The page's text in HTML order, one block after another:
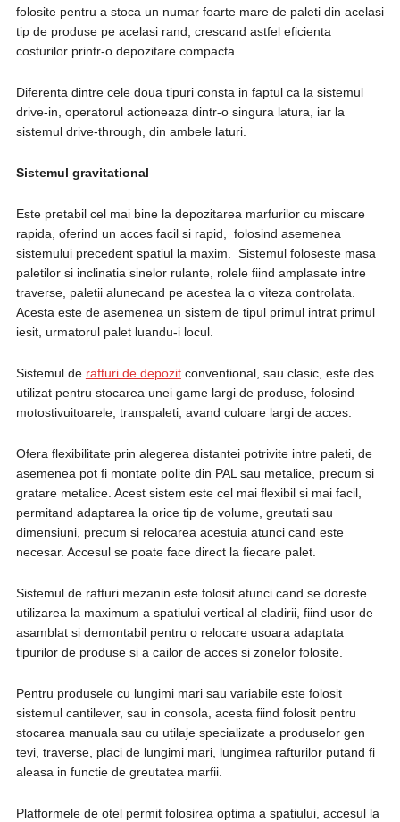
folosite pentru a stoca un numar foarte mare de paleti din acelasi
tip de produse pe acelasi rand, crescand astfel eficienta
costurilor printr-o depozitare compacta.
Diferenta dintre cele doua tipuri consta in faptul ca la sistemul
drive-in, operatorul actioneaza dintr-o singura latura, iar la
sistemul drive-through, din ambele laturi.
Sistemul gravitational
Este pretabil cel mai bine la depozitarea marfurilor cu miscare
rapida, oferind un acces facil si rapid, folosind asemenea
sistemului precedent spatiul la maxim. Sistemul foloseste masa
paletilor si inclinatia sinelor rulante, rolele fiind amplasate intre
traverse, paletii alunecand pe acestea la o viteza controlata.
Acesta este de asemenea un sistem de tipul primul intrat primul
iesit, urmatorul palet luandu-i locul.
Sistemul de rafturi de depozitconventional, sau clasic, este des
utilizat pentru stocarea unei game largi de produse, folosind
motostivuitoarele, transpaleti, avand culoare largi de acces.
Ofera flexibilitate prin alegerea distantei potrivite intre paleti, de
asemenea pot fi montate polite din PAL sau metalice, precum si
gratare metalice. Acest sistem este cel mai flexibil si mai facil,
permitand adaptarea la orice tip de volume, greutati sau
dimensiuni, precum si relocarea acestuia atunci cand este
necesar. Accesul se poate face direct la fiecare palet.
Sistemul de rafturi mezanin este folosit atunci cand se doreste
utilizarea la maximum a spatiului vertical al cladirii, fiind usor de
asamblat si demontabil pentru o relocare usoara adaptata
tipurilor de produse si a cailor de acces si zonelor folosite.
Pentru produsele cu lungimi mari sau variabile este folosit
sistemul cantilever, sau in consola, acesta fiind folosit pentru
stocarea manuala sau cu utilaje specializate a produselor gen
tevi, traverse, placi de lungimi mari, lungimea rafturilor putand fi
aleasa in functie de greutatea marfii.
Platformele de otel permit folosirea optima a spatiului, accesul la